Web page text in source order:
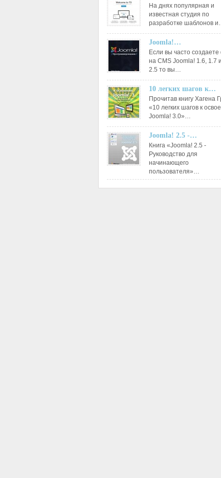
На днях популярная и
известная студия по
разработке шаблонов
Joomla!…
Если вы часто создаете
на CMS Joomla! 1.6, 1.7
2.5 то вы…
10 легких шагов к…
Прочитав книгу Хагена
«10 легких шагов к
Joomla! 3.0»…
Joomla! 2.5 -…
Книга «Joomla! 2.5 -
Руководство для
начинающего
пользователя»…